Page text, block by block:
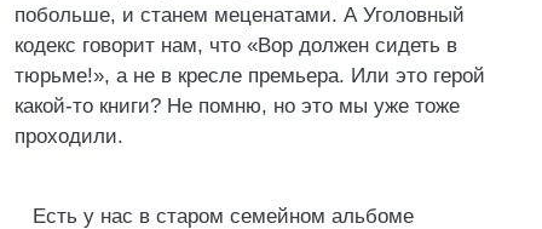
побольше, и станем меценатами. А Уголовный
кодекс говорит нам, что «Вор должен сидеть в
тюрьме!», а не в кресле премьера. Или это герой
какой-то книги? Не помню, но это мы уже тоже
проходили.
Есть у нас в старом семейном альбоме